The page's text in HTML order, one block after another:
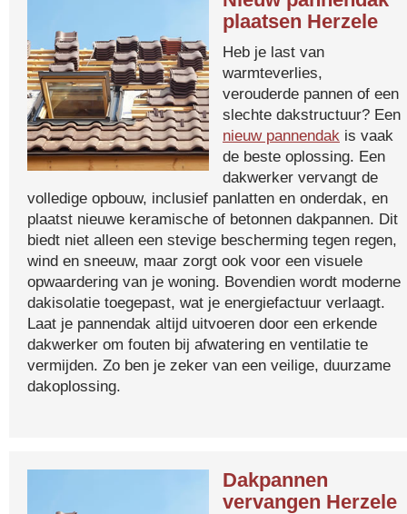
plaatsen Herzele
Heb je last van
warmteverlies,
verouderde pannen of een
slechte dakstructuur? Een
nieuw pannendak is vaak
de beste oplossing. Een
dakwerker vervangt de
volledige opbouw, inclusief panlatten en onderdak, en
plaatst nieuwe keramische of betonnen dakpannen. Dit
biedt niet alleen een stevige bescherming tegen regen,
wind en sneeuw, maar zorgt ook voor een visuele
opwaardering van je woning. Bovendien wordt moderne
dakisolatie toegepast, wat je energiefactuur verlaagt.
Laat je pannendak altijd uitvoeren door een erkende
dakwerker om fouten bij afwatering en ventilatie te
vermijden. Zo ben je zeker van een veilige, duurzame
dakoplossing.
Dakpannen
vervangen Herzele